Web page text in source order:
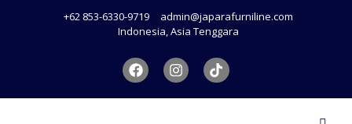
+62 853-6330-9719
admin@japarafurniline.com
Indonesia, Asia Tenggara